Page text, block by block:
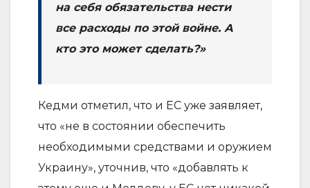
на себя обязательства нести
все расходы по этой войне. А
кто это может сделать?»
Кедми отметил, что и ЕС уже заявляет,
что «не в состоянии обеспечить
необходимыми средствами и оружием
Украину», уточнив, что «добавлять к